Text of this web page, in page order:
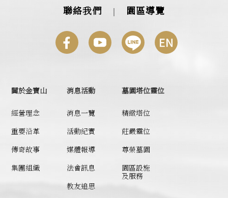
聯絡我們 | 園區導覽
關於金寶山
經營理念
重要沿革
傳奇故事
集團組織
消息活動
消息一覽
活動紀實
媒體報導
法會訊息
教友追思
墓園塔位靈位
精緻塔位
莊嚴靈位
尊榮墓園
園區設施
及服務